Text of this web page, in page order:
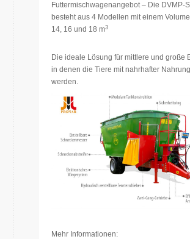
Futtermischwagenangebot – Die DVMP-
besteht aus 4 Modellen mit einem
14, 16 und 18 m3
Die ideale Lösung für mittlere und große
in denen die Tiere mit nahrhafter
werden.
Mehr Informationen: